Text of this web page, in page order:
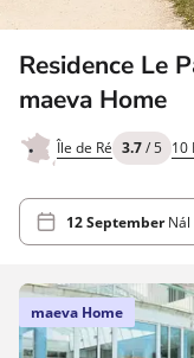
Residence Le
maeva Home
Île de Ré 3.7/ 5 10
12 SeptemberNál
maeva Home